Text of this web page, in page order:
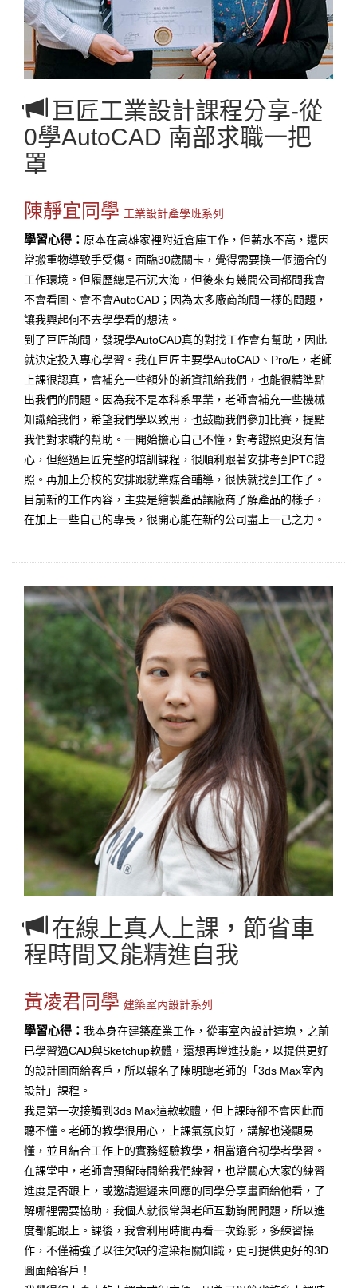
巨匠工業設計課程分享-從
0學AutoCAD 南部求職一把
罩
陳靜宜同學 工業設計產學班系列
學習心得： 原本在高雄家裡附近倉庫工作，但薪水不高，還因
常搬重物導致手受傷。面臨30歲關卡，覺得需要換一個適合的
工作環境。但履歷總是石沉大海，但後來有幾間公司都問我會
不會看圖、會不會AutoCAD；因為太多廠商詢問一樣的問題，
讓我興起何不去學學看的想法。
到了巨匠詢問，發現學AutoCAD真的對找工作會有幫助，因此
就決定投入專心學習。我在巨匠主要學AutoCAD、Pro/E，老師
上課很認真，會補充一些額外的新資訊給我們，也能很精準點
出我們的問題。因為我不是本科系畢業，老師會補充一些機械
知識給我們，希望我們學以致用，也鼓勵我們參加比賽，提點
我們對求職的幫助。一開始擔心自己不懂，對考證照更沒有信
心，但經過巨匠完整的培訓課程，很順利跟著安排考到PTC證
照。再加上分校的安排跟就業媒合輔導，很快就找到工作了。
目前新的工作內容，主要是繪製產品讓廠商了解產品的樣子，
在加上一些自己的專長，很開心能在新的公司盡上一己之力。
在線上真人上課，節省車
程時間又能精進自我
黃凌君同學 建築室內設計系列
學習心得： 我本身在建築產業工作，從事室內設計這塊，之前
已學習過CAD與Sketchup軟體，還想再增進技能，以提供更好
的設計圖面給客戶，所以報名了陳明聰老師的「3ds Max室內
設計」課程。
我是第一次接觸到3ds Max這款軟體，但上課時卻不會因此而
聽不懂。老師的教學很用心，上課氣氛良好，講解也淺顯易
懂，並且結合工作上的實務經驗教學，相當適合初學者學習。
在課堂中，老師會預留時間給我們練習，也常關心大家的練習
進度是否跟上，或邀請遲遲未回應的同學分享畫面給他看，了
解哪裡需要協助，我個人就很常與老師互動詢問問題，所以進
度都能跟上。課後，我會利用時間再看一次錄影，多練習操
作，不僅補強了以往欠缺的渲染相關知識，更可提供更好的3D
圖面給客戶！